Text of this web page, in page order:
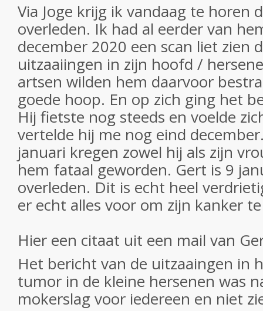
Via Joge krijg ik vandaag te horen
overleden. Ik had al eerder van
december 2020 een scan liet zien
uitzaaiingen in zijn hoofd /
artsen wilden hem daarvoor
goede hoop. En op zich ging het
Hij fietste nog steeds en voelde
vertelde hij me nog eind
januari kregen zowel hij als zijn
hem fataal geworden. Gert is 9
overleden. Dit is echt heel
er echt alles voor om zijn kanker
Hier een citaat uit een mail van
Het bericht van de uitzaaingen in
tumor in de kleine hersenen was
mokerslag voor iedereen en niet